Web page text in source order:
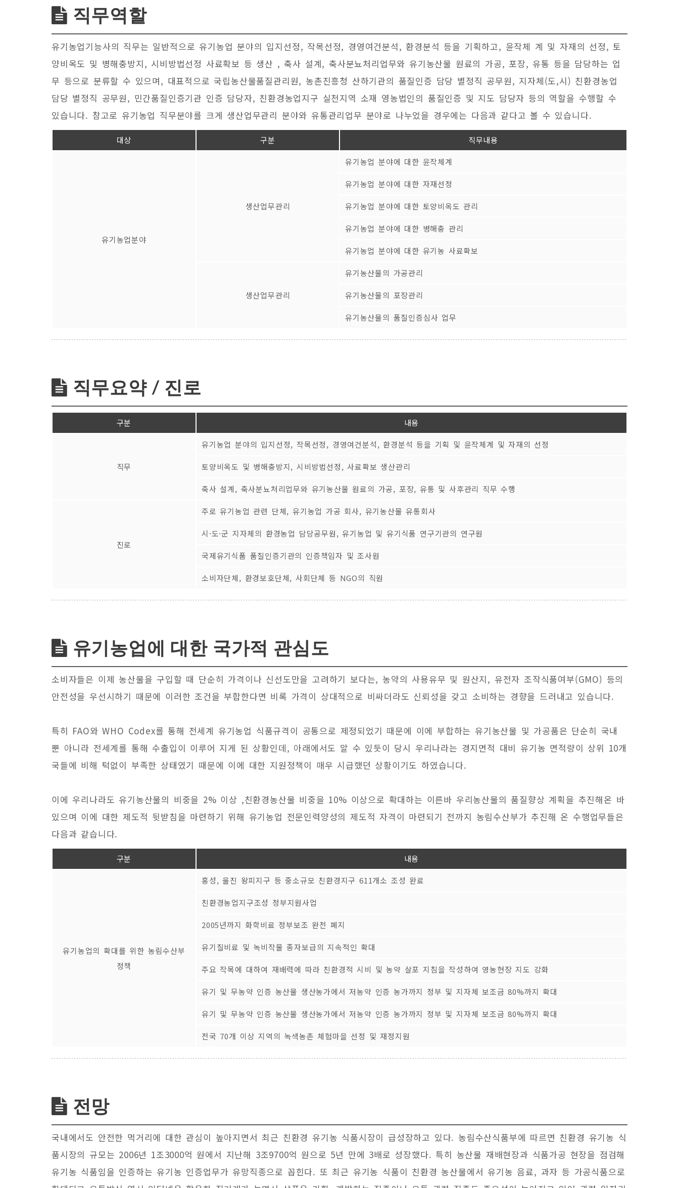
직무역할
유기농업기능사의 직무는 일반적으로 유기농업 분야의 입지선정, 작목선정, 경영여건분석, 환경분석 등을 기획하고, 윤작체 계 및 자재의 선정, 토
양비옥도 및 병해충방지, 시비방법선정 사료확보 등 생산 , 축사 설계, 축사분뇨처리업무와 유기농산물 원료의 가공, 포장, 유통 등을 담당하는 업
무 등으로 분류할 수 있으며, 대표적으로 국립농산물품질관리원, 농촌진흥청 산하기관의 품질인증 담당 별정직 공무원, 지자체(도,시) 친환경농업
담당 별정직 공무원, 민간품질인증기관 인증 담당자, 친환경농업지구 실천지역 소재 영농법인의 품질인증 및 지도 담당자 등의 역할을 수행할 수
있습니다. 참고로 유기농업 직무분야를 크게 생산업무관리 분야와 유통관리업무 분야로 나누었을 경우에는 다음과 같다고 볼 수 있습니다.
대상 구분 직무내용
유기농업분야
생산업무관리
유기농업 분야에 대한 윤작체계
유기농업 분야에 대한 자재선정
유기농업 분야에 대한 토양비옥도 관리
유기농업 분야에 대한 병해충 관리
유기농업 분야에 대한 유기농 사료확보
생산업무관리
유기농산물의 가공관리
유기농산물의 포장관리
유기농산물의 품질인증심사 업무
직무요약 / 진로
구분 내용
직무
유기농업 분야의 입지선정, 작목선정, 경영여건분석, 환경분석 등을 기획 및 윤작체계 및 자재의 선정
토양비옥도 및 병해충방지, 시비방법선정, 사료확보 생산관리
축사 설계, 축사분뇨처리업무와 유기농산물 원료의 가공, 포장, 유통 및 사후관리 직무 수행
진로
주로 유기농업 관련 단체, 유기농업 가공 회사, 유기농산물 유통회사
시·도·군 지자체의 환경농업 담당공무원, 유기농업 및 유기식품 연구기관의 연구원
국제유기식품 품질인증기관의 인증책임자 및 조사원
소비자단체, 환경보호단체, 사회단체 등 NGO의 직원
유기농업에 대한 국가적 관심도
소비자들은 이제 농산물을 구입할 때 단순히 가격이나 신선도만을 고려하기 보다는, 농약의 사용유무 및 원산지, 유전자 조작식품여부(GMO) 등의
안전성을 우선시하기 때문에 이러한 조건을 부합한다면 비록 가격이 상대적으로 비싸더라도 신뢰성을 갖고 소비하는 경향을 드러내고 있습니다.
특히 FAO와 WHO Codex를 통해 전세계 유기농업 식품규격이 공통으로 제정되었기 때문에 이에 부합하는 유기농산물 및 가공품은 단순히 국내
뿐 아니라 전세계를 통해 수출입이 이루어 지게 된 상황인데, 아래에서도 알 수 있듯이 당시 우리나라는 경지면적 대비 유기농 면적량이 상위 10개
국들에 비해 턱없이 부족한 상태였기 때문에 이에 대한 지원정책이 매우 시급했던 상황이기도 하였습니다.
이에 우리나라도 유기농산물의 비중을 2% 이상 ,친환경농산물 비중을 10% 이상으로 확대하는 이른바 우리농산물의 품질향상 계획을 추진해온 바
있으며 이에 대한 제도적 뒷받침을 마련하기 위해 유기농업 전문인력양성의 제도적 자격이 마련되기 전까지 농림수산부가 추진해 온 수행업무들은
다음과 같습니다.
구분 내용
유기농업의 확대를 위한 농림수산부
정책
홍성, 울진 왕피지구 등 중소규모 친환경지구 611개소 조성 완료
친환경농업지구조성 정부지원사업
2005년까지 화학비료 정부보조 완전 폐지
유기질비료 및 녹비작물 종자보급의 지속적인 확대
주요 작목에 대하여 재배력에 따라 친환경적 시비 및 농약 살포 지침을 작성하여 영농현장 지도 강화
유기 및 무농약 인증 농산물 생산농가에서 저농약 인증 농가까지 정부 및 지자체 보조금 80%까지 확대
유기 및 무농약 인증 농산물 생산농가에서 저농약 인증 농가까지 정부 및 지자체 보조금 80%까지 확대
전국 70개 이상 지역의 녹색농촌 체험마을 선정 및 재정지원
전망
국내에서도 안전한 먹거리에 대한 관심이 높아지면서 최근 친환경 유기농 식품시장이 급성장하고 있다. 농림수산식품부에 따르면 친환경 유기농 식
품시장의 규모는 2006년 1조3000억 원에서 지난해 3조9700억 원으로 5년 만에 3배로 성장했다. 특히 농산물 재배현장과 식품가공 현장을 점검해
유기농 식품임을 인증하는 유기농 인증업무가 유망직종으로 꼽힌다. 또 최근 유기농 식품이 친환경 농산물에서 유기농 음료, 과자 등 가공식품으로